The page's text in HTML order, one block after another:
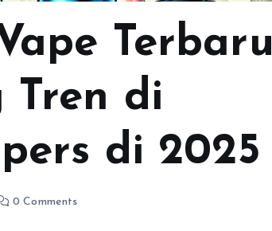
Terbaru
Tren di
di 2025
0 Comments